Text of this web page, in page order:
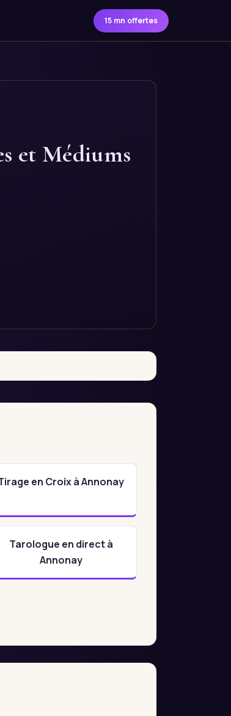
15 mn offertes
et Médiums
en Croix à Annonay
Tarologue en direct à
Annonay